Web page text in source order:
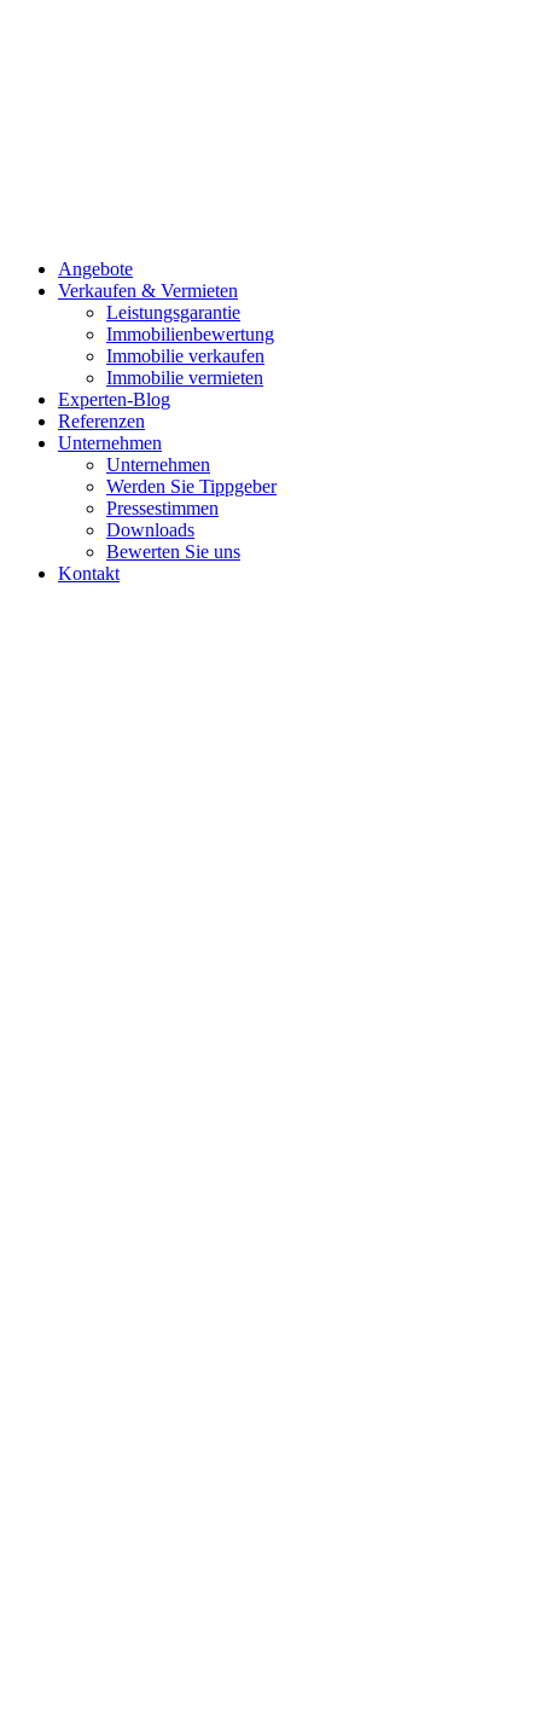
Angebote
Verkaufen & Vermieten
Leistungsgarantie
Immobilienbewertung
Immobilie verkaufen
Immobilie vermieten
Experten-Blog
Referenzen
Unternehmen
Unternehmen
Werden Sie Tippgeber
Pressestimmen
Downloads
Bewerten Sie uns
Kontakt